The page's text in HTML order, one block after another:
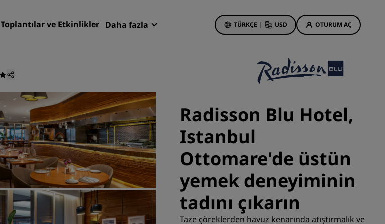
Toplantılar ve Etkinlikler Daha fazla TÜRKÇE | USD OTURUM AÇ
Destinasyonlar
Resortlar
Hizmet verilen daireler
Havaalanı otelleri
Yeni & yakında kullanıma
sunulacak oteller
Toplantılar ve Etkinlikler
Radisson Meetings'i Keşfedin
Otel Fırsatları
İlk seferin büyüsü
Deals of the Day
Erken rezervasyon
Paketlerimize göz atın
Seyahat fikirleri
Aile dostu oteller
Radisson Blu Hotel,
Istanbul
Ottomare'de üstün
yemek deneyiminin
tadını çıkarın
Taze çöreklerden havuz kenarında atıştırmalık ve